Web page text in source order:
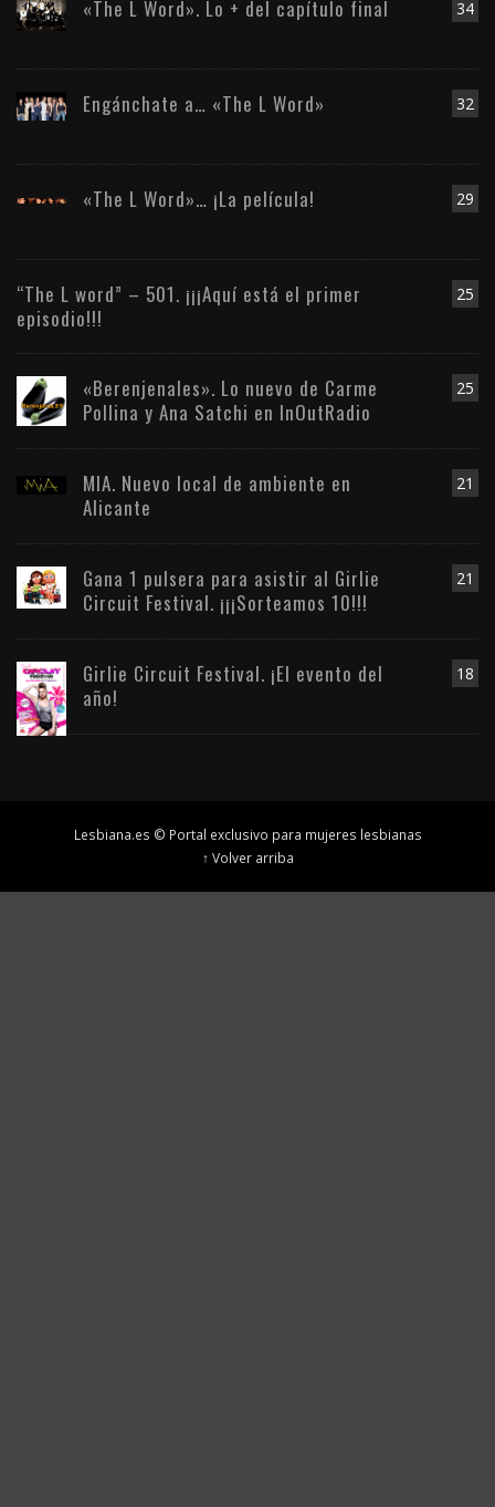
34
«The L Word». Lo + del capítulo final
32
Engánchate a… «The L Word»
29
«The L Word»… ¡La película!
25
“The L word” – 501. ¡¡¡Aquí está el primer
episodio!!!
25
«Berenjenales». Lo nuevo de Carme
Pollina y Ana Satchi en InOutRadio
21
MIA. Nuevo local de ambiente en
Alicante
21
Gana 1 pulsera para asistir al Girlie
Circuit Festival. ¡¡¡Sorteamos 10!!!
18
Girlie Circuit Festival. ¡El evento del
año!
Lesbiana.es © Portal exclusivo para mujeres lesbianas
↑ Volver arriba